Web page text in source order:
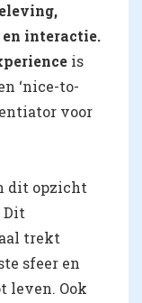
interactie.
is
‘nice-to-
voor
dit opzicht
Dit
trekt
sfeer en
leven. Ook